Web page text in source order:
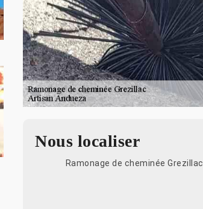
Nous localiser
Ramonage de cheminée Grezillac